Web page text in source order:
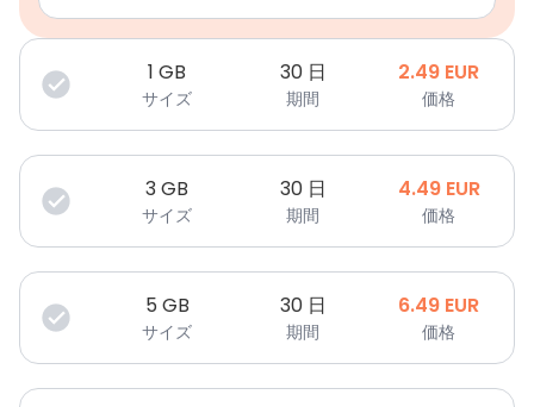
1 GB
サイズ
30 日
期間
2.49 EUR
価格
3GB
サイズ
30 日
期間
4.49 EUR
価格
5 GB
サイズ
30 日
期間
6.49 EUR
価格